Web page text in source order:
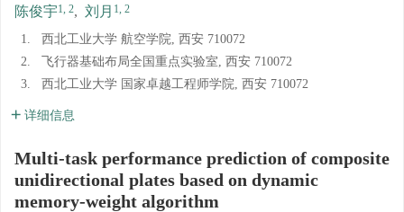
陈俊宇1, 2, 刘月 1, 2
1.
西北工业大学 航空学院, 西安 710072
2.
飞行器基础布局全国重点实验室, 西安 710072
3.
西北工业大学 国家卓越工程师学院, 西安 710072
详细信息
Multi-task performance prediction of composite
unidirectional plates based on dynamic
memory-weight algorithm